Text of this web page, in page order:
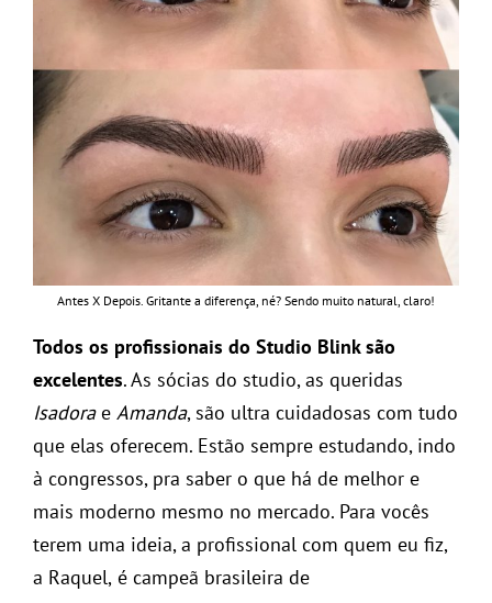
Antes X Depois. Gritante a diferença, né? Sendo muito natural, claro!
Todos os profissionais do Studio Blink são
excelentes. As sócias do studio, as queridas
Isadorae Amanda, são ultra cuidadosas com tudo
que elas oferecem. Estão sempre estudando, indo
à congressos, pra saber o que há de melhor e
mais moderno mesmo no mercado. Para vocês
terem uma ideia, a profissional com quem eu fiz,
a Raquel, é campeã brasileira de